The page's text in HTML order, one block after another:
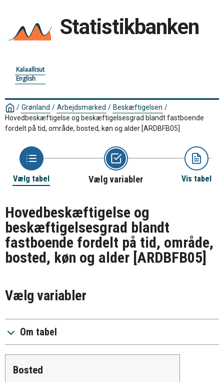
Statistikbanken
Kalaallisut
English
/ Grønland / Arbejdsmarked / Beskæftigelsen /
Hovedbeskæftigelse og beskæftigelsesgrad blandt fastboende
fordelt på tid, område, bosted, køn og alder [ARDBFB05]
Vælg tabel Vælg variabler Vis tabel
Hovedbeskæftigelse og
beskæftigelsesgrad blandt
fastboende fordelt på tid, område,
bosted, køn og alder [ARDBFB05]
Vælg variabler
Om tabel
bosted